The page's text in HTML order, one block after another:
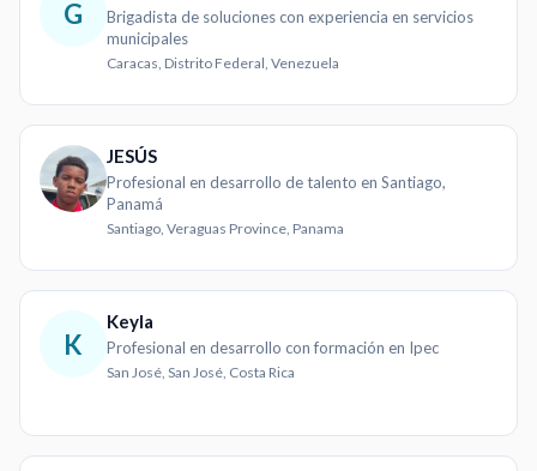
G
Brigadista de soluciones con experiencia en servicios
municipales
Caracas, Distrito Federal, Venezuela
JESÚS
Profesional en desarrollo de talento en Santiago,
Panamá
Santiago, Veraguas Province, Panama
K
Keyla
Profesional en desarrollo con formación en Ipec
San José, San José, Costa Rica